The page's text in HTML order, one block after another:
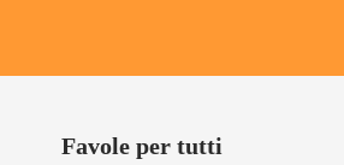
Favole per tutti